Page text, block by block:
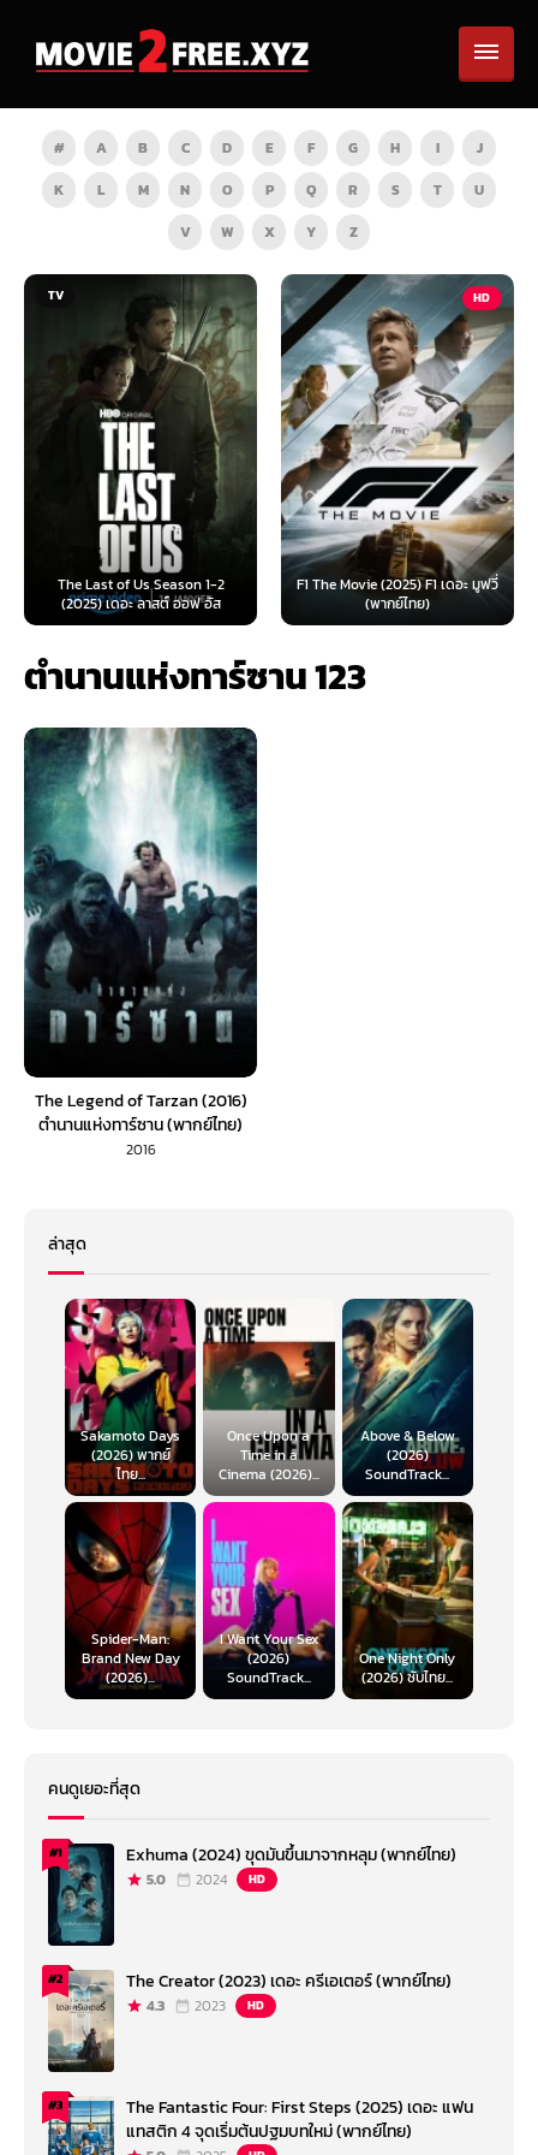
# A B C D E F G H I
J
K
L M N O P Q R S T
U
V
W X Y Z
Last of Us Season 1-2
เดอะ ลาสต์ ออฟ อัส
HD
F1 The Movie (2025) F1 เดอะ มูฟวี่
Furiosa:
ตำนานแห่งทาร์ซาน 123
The Legend of Tarzan (2016)
ตำนานแห่งทาร์ซาน (พากย์ไทย)
2016
ล่าสุด
Sakamoto Days
(2026) พากย์
ไทย...
Once Upon a
Time in a
Cinema (2026)...
Above & Below
(2026)
SoundTrack...
Spider-Man:
Brand New Day
(2026)...
I Want Your Sex
(2026)
SoundTrack...
One Night Only
(2026) ซับไทย...
คนดูเยอะที่สุด
#1 Exhuma (2024) ขุดมันขึ้นมาจากหลุม (พากย์ไทย)
5.0 2024 HD
#2 The Creator (2023) เดอะ ครีเอเตอร์ (พากย์ไทย)
4.3 2023 HD
#3
The Fantastic Four: First Steps (2025) เดอะ แฟน
แทสติก 4 จุดเริ่มต้นปฐมบทใหม่ (พากย์ไทย)